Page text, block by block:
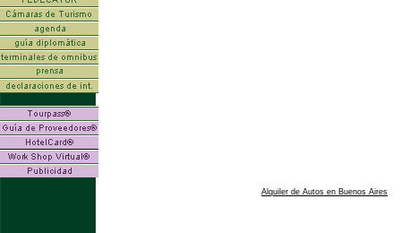
Alquiler de Autos en Buenos Aires